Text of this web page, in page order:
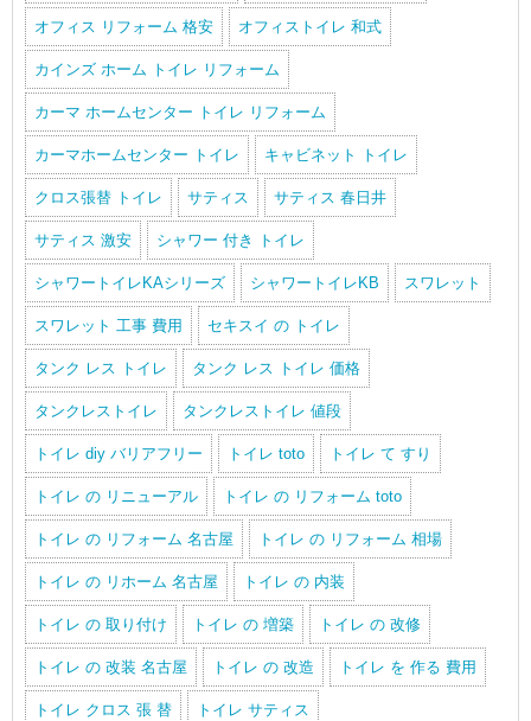
オフィス リフォーム 格安 オフィストイレ 和式
カインズ ホーム トイレ リフォーム
カーマ ホームセンター トイレ リフォーム
カーマホームセンター トイレ キャビネット トイレ
クロス張替 トイレ サティス サティス 春日井
サティス 激安 シャワー 付き トイレ
シャワートイレKAシリーズ シャワートイレKB スワレット
スワレット 工事 費用 セキスイ の トイレ
タンク レス トイレ タンク レス トイレ 価格
タンクレストイレ タンクレストイレ 値段
トイレ diy バリアフリー トイレ toto トイレ て すり
トイレ の リニューアル トイレ の リフォーム toto
トイレ の リフォーム 名古屋 トイレ の リフォーム 相場
トイレ の リホーム 名古屋 トイレ の 内装
トイレ の 取り付け トイレ の 増築 トイレ の 改修
トイレ の 改装 名古屋 トイレ の 改造 トイレ を 作る 費用
トイレ クロス 張 替 トイレ サティス